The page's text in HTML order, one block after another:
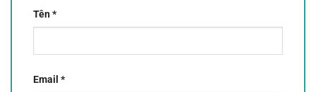
Tên*
Email *